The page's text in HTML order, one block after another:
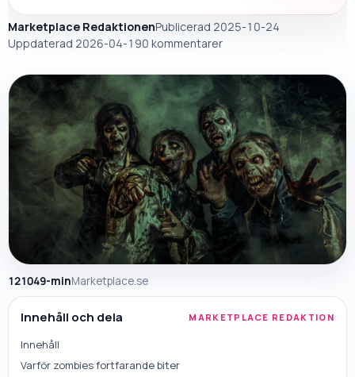
Marketplace RedaktionenPublicerad 2025-10-24
Uppdaterad 2026-04-190 kommentarer
121049-minMarketplace.se
Innehåll och dela MARKETPLACE REDAKTION
Innehåll
Varför zombies fortfarande biter